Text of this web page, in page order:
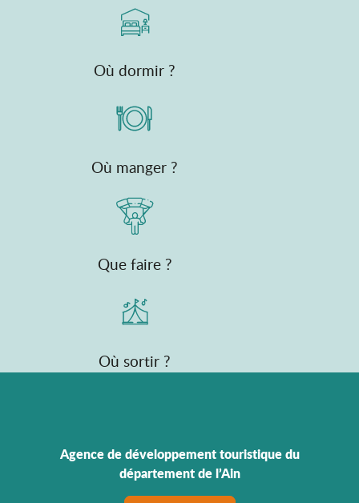
Où dormir ?
Où manger ?
Que faire ?
Où sortir ?
Agence de développement touristique du
département de l’Ain